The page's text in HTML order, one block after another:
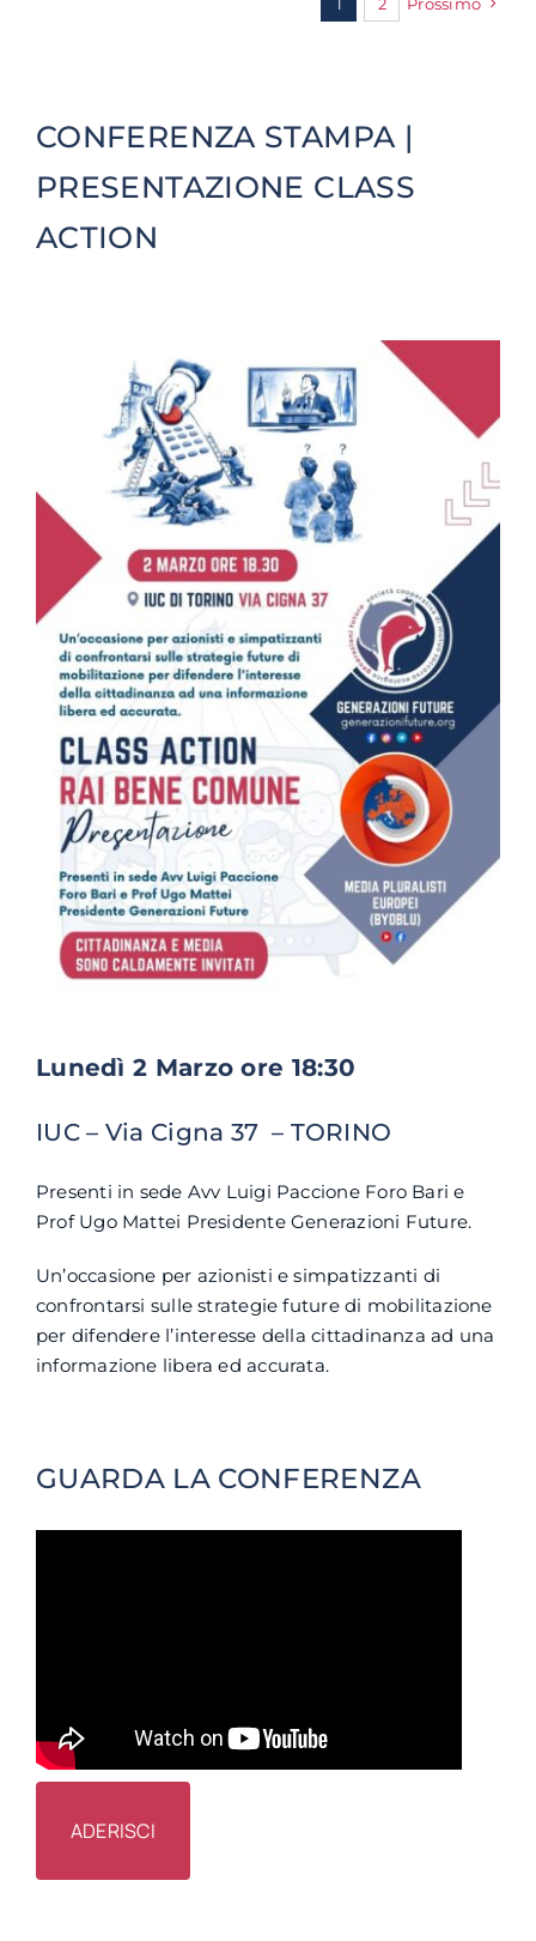
2 Prossimo
CONFERENZA STAMPA |
PRESENTAZIONE CLASS
ACTION
Lunedì 2 Marzo ore 18:30
IUC – Via Cigna 37 – TORINO
Presenti in sede Avv Luigi Paccione Foro Bari e
Prof Ugo Mattei Presidente Generazioni Future.
Un’occasione per azionisti e simpatizzanti di
confrontarsi sulle strategie future di mobilitazione
per difendere l’interesse della cittadinanza ad una
informazione libera ed accurata.
GUARDA LA CONFERENZA
ADERISCI